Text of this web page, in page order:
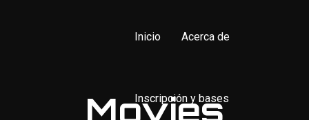
Inicio Acerca de
Inscripción y bases
Movies